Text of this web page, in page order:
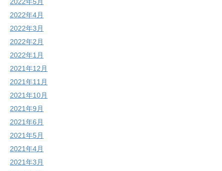
2022年4月
2022年3月
2022年2月
2022年1月
2021年12月
2021年11月
2021年10月
2021年9月
2021年6月
2021年5月
2021年4月
2021年3月